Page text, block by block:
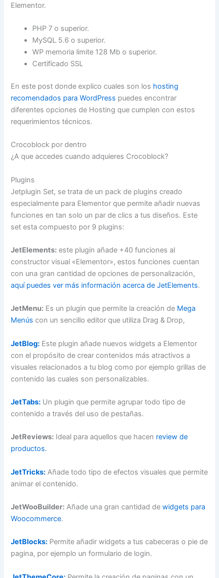
Elementor.
PHP 7 o superior.
MySQL 5.6 o superior.
WP memoria limite 128 Mb o superior.
Certificado SSL
En este post donde explico cuales son los hosting
recomendados para WordPress puedes encontrar
diferentes opciones de Hosting que cumplen con estos
requerimientos técnicos.
Crocoblock por dentro
¿A que accedes cuando adquieres Crocoblock?
Plugins
Jetplugin Set, se trata de un pack de plugins creado
especialmente para Elementor que permite añadir nuevas
funciones en tan solo un par de clics a tus diseños. Este
set esta compuesto por 9 plugins:
JetElements: este plugin añade +40 funciones al
constructor visual «Elementor», estos funciones cuentan
con una gran cantidad de opciones de personalización,
aquí puedes ver más información acerca de JetElements.
JetMenu: Es un plugin que permite la creación de Mega
Menús con un sencillo editor que utiliza Drag & Drop,
JetBlog: Este plugin añade nuevos widgets a Elementor
con el propósito de crear contenidos más atractivos a
visuales relacionados a tu blog como por ejemplo grillas de
contenido las cuales son personalizables.
JetTabs: Un plugin que permite agrupar todo tipo de
contenido a través del uso de pestañas.
JetReviews: Ideal para aquellos que hacen review de
productos.
JetTricks: Añade todo tipo de efectos visuales que permite
animar el contenido.
JetWooBuilder: Añade una gran cantidad de widgets para
Woocommerce.
JetBlocks: Permite añadir widgets a tus cabeceras o pie de
pagina, por ejemplo un formulario de login.